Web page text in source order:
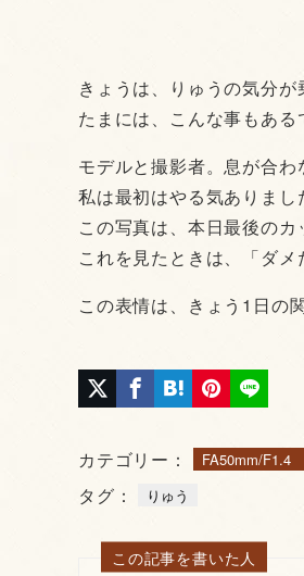
きょうは、りゅうの気分が
たまには、こんな事もある
モデルと撮影者。息が合わ
私は最初はやる気ありまし
この写真は、本日最後のカ
これを見たときは、「ダメ
この表情は、きょう1日の
カテゴリー： FA50mm/F1.4
タグ： りゅう
この記事を書いた人